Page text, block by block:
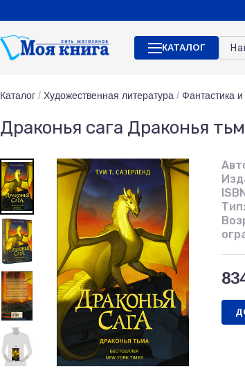
КАТАЛОГ
Каталог / Художественная литература / Фантастика и
Драконья сага Драконья
Тип: